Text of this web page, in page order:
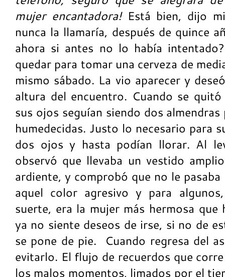
mujer encantadora!Está bien, dijo
nunca la llamaría, después de quince
ahora si antes no lo había
quedar para tomar una cerveza de
mismo sábado. La vio aparecer y
altura del encuentro. Cuando se
sus ojos seguían siendo dos
humedecidas. Justo lo necesario para
dos ojos y hasta podían llorar. Al
observó que llevaba un vestido
ardiente, y comprobó que no le
aquel color agresivo y para
suerte, era la mujer más hermosa que
ya no siente deseos de irse, si no de
se pone de pie. Cuando regresa del
evitarlo. El flujo de recuerdos que
los malos momentos, limados por el